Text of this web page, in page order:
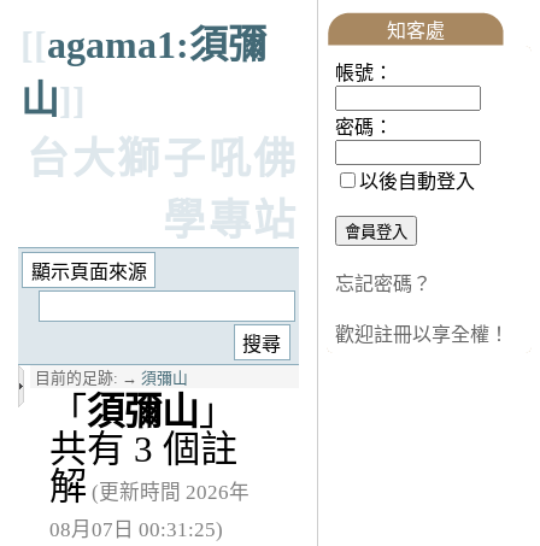
[[agama1:須彌
山]]
台大獅子吼佛
學專站
目前的足跡: → 須彌山
「 須彌山 」
共有 3 個註
解 (更新時間 2026年
08月07日 00:31:25)
知客處
帳號：
密碼：
以後自動登入
忘記密碼？
歡迎註冊以享全權！